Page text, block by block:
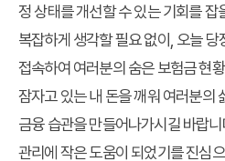
정 상태를 개선할 수 있는 기회를 잡
복잡하게 생각할 필요 없이, 오늘 당
접속하여 여러분의 숨은 보험금 현
잠자고 있는 내 돈을 깨워 여러분의
금융 습관을 만들어나가시길 바랍
관리에 작은 도움이 되었기를 진심